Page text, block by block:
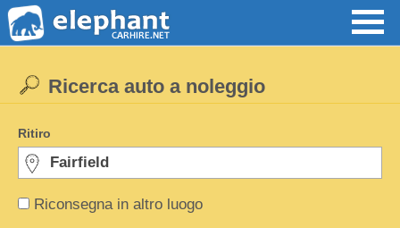
Riconsegna in altro luogo
Ricerca auto a noleggio
Ritiro